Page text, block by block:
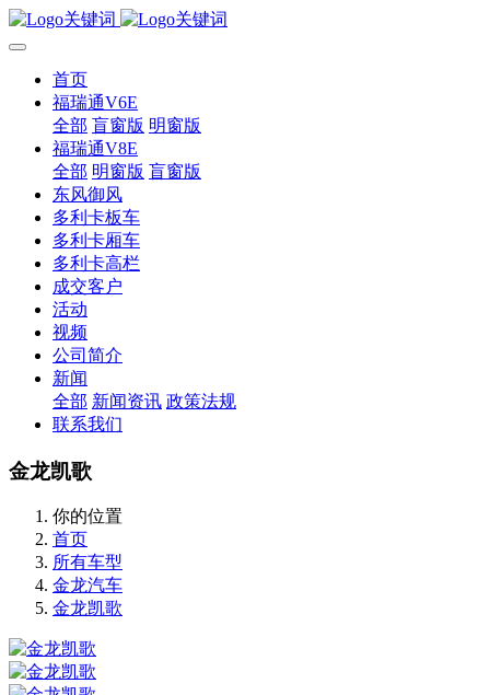
首页
福瑞通V6E
全部 盲窗版 明窗版
福瑞通V8E
全部 明窗版 盲窗版
东风御风
多利卡板车
多利卡厢车
多利卡高栏
成交客户
活动
视频
公司简介
新闻
全部 新闻资讯 政策法规
联系我们
金龙凯歌
你的位置
首页
所有车型
金龙汽车
金龙凯歌